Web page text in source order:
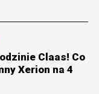
Claas! Co
Xerion na 4